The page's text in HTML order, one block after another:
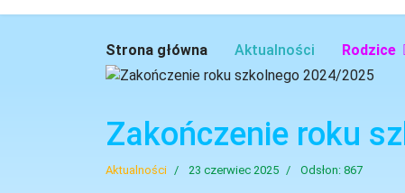
Strona główna Aktualności Rodzice
Zakończenie roku
Aktualności 23 czerwiec 2025 Odsłon: 867